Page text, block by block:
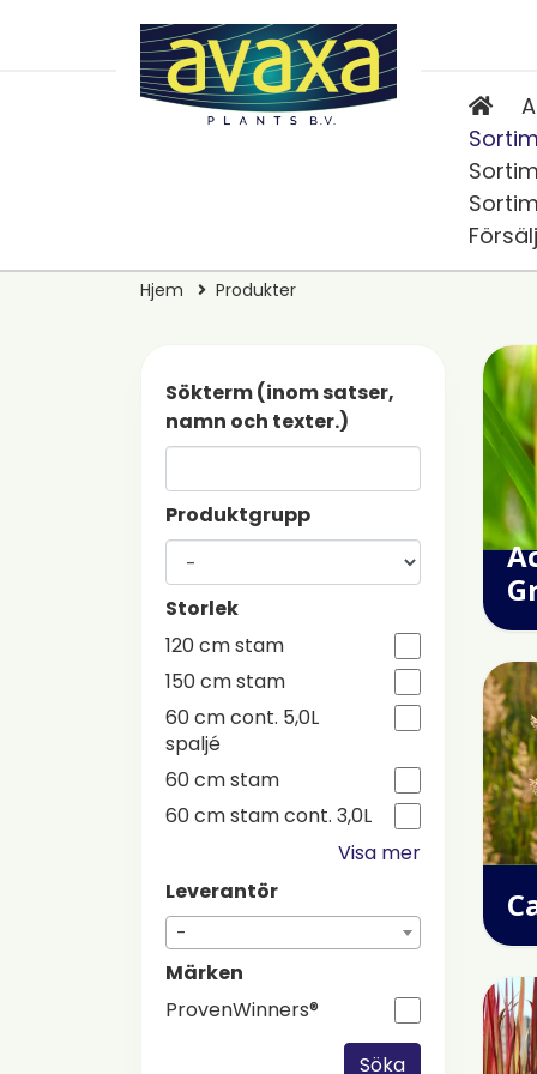
Hjem Produkter
Sökterm (inom satser,
namn och texter.)
Produktgrupp
Storlek
120 cm stam
150 cm stam
60 cm cont. 5,0L
spaljé
60 cm stam
60 cm stam cont. 3,0L
Visa mer
Leverantör
-
Märken
ProvenWinners®
Söka